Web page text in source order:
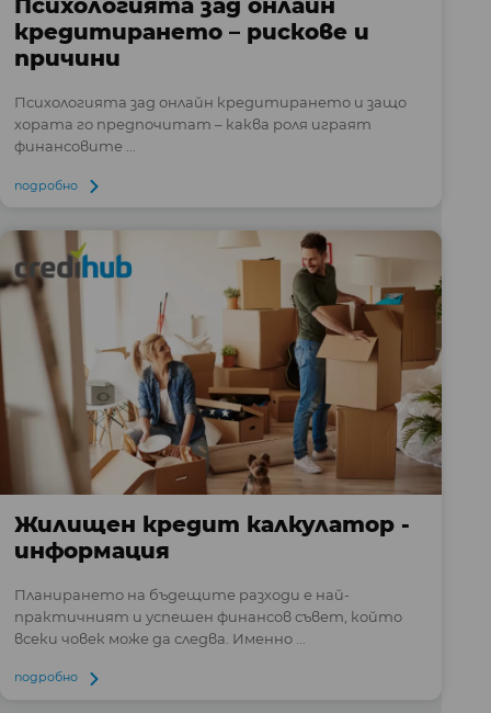
кредитирането – рискове и
причини
Психологията зад онлайн кредитирането и защо
хората го предпочитат – каква роля играят
финансовите ...
подробно
Жилищен кредит калкулатор -
информация
Планирането на бъдещите разходи е най-
практичният и успешен финансов съвет, който
всеки човек може да следва. Именно ...
подробно